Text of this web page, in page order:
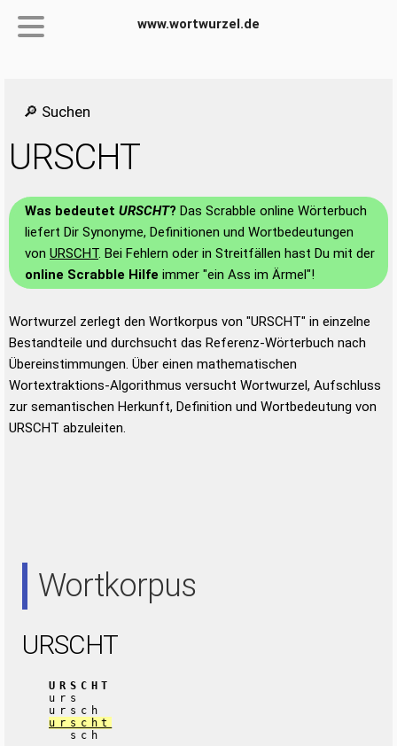
www.wortwurzel.de
🔎 Suchen
URSCHT
Was bedeutet URSCHT? Das Scrabble online Wörterbuch
liefert Dir Synonyme, Definitionen und Wortbedeutungen
von URSCHT. Bei Fehlern oder in Streitfällen hast Du mit der
online Scrabble Hilfe immer "ein Ass im Ärmel"!
Wortwurzel zerlegt den Wortkorpus von "URSCHT" in einzelne
Bestandteile und durchsucht das Referenz-Wörterbuch nach
Übereinstimmungen. Über einen mathematischen
Wortextraktions-Algorithmus versucht Wortwurzel, Aufschluss
zur semantischen Herkunft, Definition und Wortbedeutung von
URSCHT abzuleiten.
Wortkorpus
URSCHT
URSCHT
urs
ursch
urscht
sch